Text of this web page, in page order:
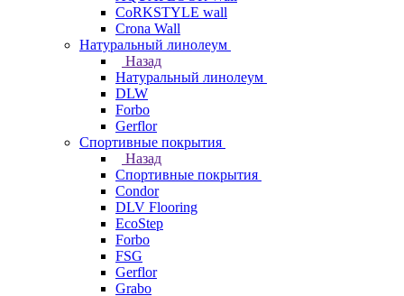
CoRKSTYLE wall
Crona Wall
Натуральный линолеум
Назад
Натуральный линолеум
DLW
Forbo
Gerflor
Спортивные покрытия
Назад
Спортивные покрытия
Condor
DLV Flooring
EcoStep
Forbo
FSG
Gerflor
Grabo